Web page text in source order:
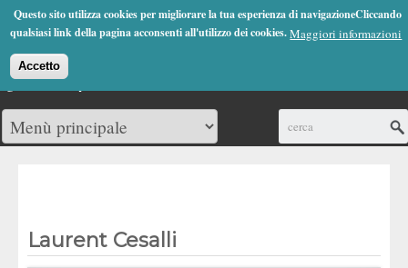
Questo sito utilizza cookies per migliorare la tua esperienza di navigazioneCliccando
qualsiasi link della pagina acconsenti all'utilizzo dei cookies.Maggiori informazioni
Accetto
Jump to Navigation
(0)
Laurent Cesalli